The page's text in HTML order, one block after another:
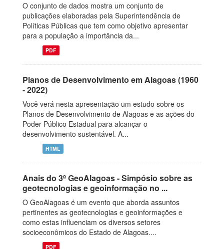
O conjunto de dados mostra um conjunto de
publicações elaboradas pela Superintendência de
Políticas Públicas que tem como objetivo apresentar
para a população a importância da...
PDF
Planos de Desenvolvimento em Alagoas (1960
- 2022)
Você verá nesta apresentação um estudo sobre os
Planos de Desenvolvimento de Alagoas e as ações do
Poder Público Estadual para alcançar o
desenvolvimento sustentável. A...
HTML
Anais do 3º GeoAlagoas - Simpósio sobre as
geotecnologias e geoinformação no ...
O GeoAlagoas é um evento que aborda assuntos
pertinentes as geotecnologias e geoinformações e
como estas influenciam os diversos setores
socioeconômicos do Estado de Alagoas....
PDF